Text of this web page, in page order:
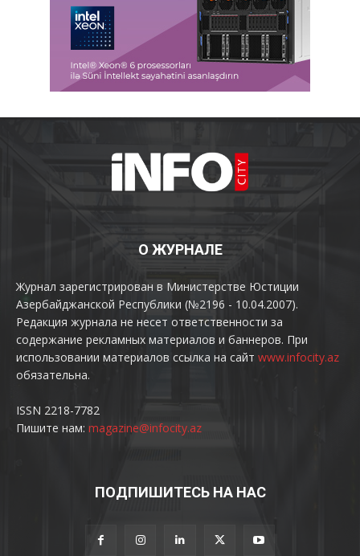
О ЖУРНАЛЕ
Журнал зарегистрирован в Министерстве Юстиции
Азербайджанской Республики (№2196 - 10.04.2007).
Редакция журнала не несет ответственности за
содержание рекламных материалов и баннеров. При
использовании материалов ссылка на сайт www.infocity.az
обязательна.
ISSN 2218-7782
Пишите нам: magazine@infocity.az
ПОДПИШИТЕСЬ НА НАС